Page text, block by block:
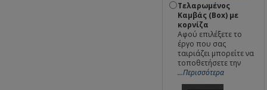
Τελαρωμένος
Καμβάς (Box) με
κορνίζα
Αφού επιλέξετε το
έργο που σας
ταιριάζει μπορείτε να
τοποθετήσετε την
...Περισσότερα